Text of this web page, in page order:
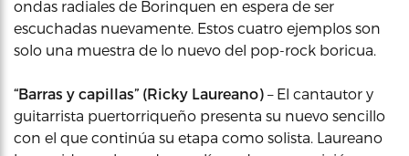
ondas radiales de Borinquen en espera de ser
escuchadas nuevamente. Estos cuatro ejemplos son
solo una muestra de lo nuevo del pop-rock boricua.
“Barras y capillas” (Ricky Laureano) – El cantautor y
guitarrista puertorriqueño presenta su nuevo sencillo
con el que continúa su etapa como solista. Laureano